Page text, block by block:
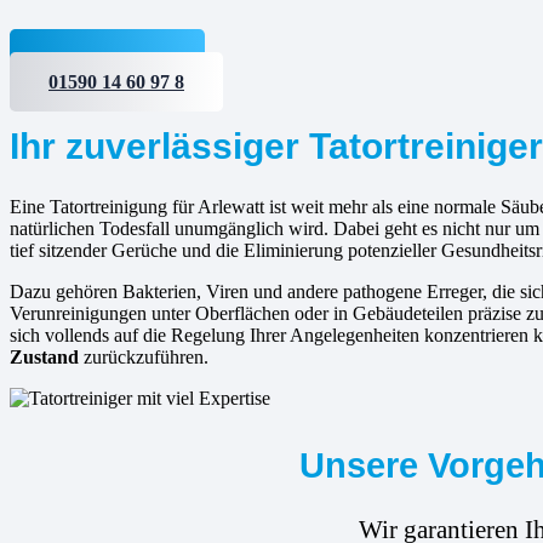
Jetzt anfragen
01590 14 60 97 8
Ihr zuverlässiger
Eine Tatortreinigung für Arlewatt ist weit mehr als eine normale
natürlichen Todesfall unumgänglich wird. Dabei geht es nicht nur
tief sitzender Gerüche und die Eliminierung potenzieller
Dazu gehören Bakterien, Viren und andere pathogene Erreger, die
Verunreinigungen unter Oberflächen oder in Gebäudeteilen präzise
sich vollends auf die Regelung Ihrer Angelegenheiten konzentrieren
Zustand zurückzuführen.
Unsere
Wir garantieren